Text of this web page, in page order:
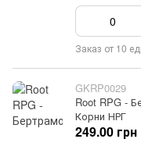
Заказ от 10
GKRP0029
Root RPG -
Корни НРГ
249.00 грн